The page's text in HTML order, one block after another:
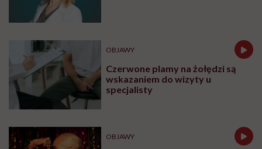
OBJAWY
Czerwone plamy na żołędzi są
wskazaniem do wizyty u
specjalisty
OBJAWY